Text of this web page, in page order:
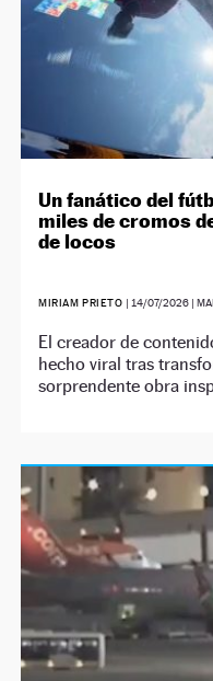
Un fanático del
miles de cromos
de locos
MIRIAM PRIETO | 14/07/2026|
El creador de
hecho viral tras
sorprendente obra